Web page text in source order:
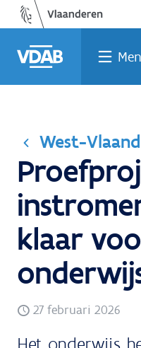
Ga
naar
de
inhoud
Vind
een
job
Vind
een
opleiding
Welke
job
past
bij
Terug
naar
home
West-
klaar
27 februari 2026